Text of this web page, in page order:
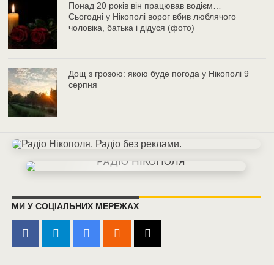
Понад 20 років він працював водієм…
Сьогодні у Нікополі ворог вбив люблячого
чоловіка, батька і дідуся (фото)
Дощ з грозою: якою буде погода у Нікополі 9
серпня
МИ У СОЦІАЛЬНИХ МЕРЕЖАХ